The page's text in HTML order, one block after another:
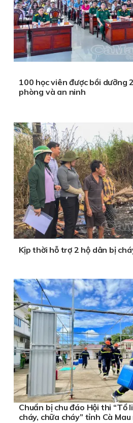
100 học viên được bồi dưỡng
phòng và an ninh
Kịp thời hỗ trợ 2 hộ dân bị
Chuẩn bị chu đáo Hội thi “Tổ
cháy, chữa cháy” tỉnh Cà